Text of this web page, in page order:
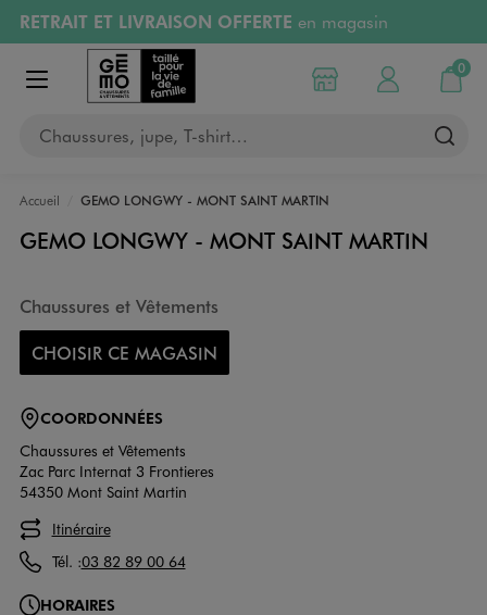
Aller au contenu principal
Aller à la navigation
RETRAIT ET LIVRAISON OFFERTE en magasin
Retours OFFERTSpendant 30 jours
PAYEZ EN 3x SANS FRAIS
RÉSERVATION GRATUITE
Afficher le menu
Chaussures, jupe, T-shirt…
Choisir mon magasin
Mon compte
0
Mon
Accueil GEMO LONGWY - MONT SAINT MARTIN
GEMO LONGWY - MONT SAINT MARTIN
Chaussures et Vêtements
CHOISIR CE MAGASIN
COORDONNÉES
Chaussures et Vêtements
Zac Parc Internat 3 Frontieres
54350 Mont Saint Martin
Itinéraire
Tél. :03 82 89 00 64
HORAIRES